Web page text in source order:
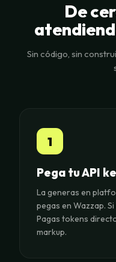
De
Sin código, sin
1
Pega tu API
La generas en
pegas en Wazzap.
Pagas tokens
markup.